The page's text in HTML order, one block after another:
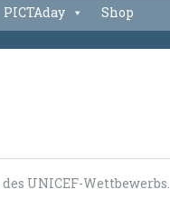
PICTAday Shop
UNICEF-Wettbewerbs.